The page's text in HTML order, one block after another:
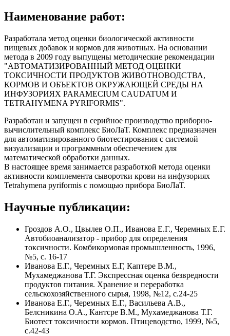
Наименование работ:
Разработала метод оценки биологической активности
пищевых добавок и кормов для животных. На основании
метода в 2009 году выпущены методические рекомендации
"АВТОМАТИЗИРОВАННЫЙ МЕТОД ОЦЕНКИ
ТОКСИЧНОСТИ ПРОДУКТОВ ЖИВОТНОВОДСТВА,
КОРМОВ И ОБЪЕКТОВ ОКРУЖАЮЩЕЙ СРЕДЫ НА
ИНФУЗОРИЯХ PARAMECIUM CAUDATUM И
TETRAHYMENA PYRIFORMIS".
Разработан и запущен в серийное производство приборно-
вычислительный комплекс БиоЛаТ. Комплекс предназначен
для автоматизированного биотестирования с системой
визуализации и программным обеспечением для
математической обработки данных.
В настоящее время занимается разработкой метода оценки
активности комплемента сыворотки крови на инфузориях
Tetrahymena pyriformis с помощью прибора БиоЛаТ.
Научные публикации:
Гроздов А.О., Цвылев О.П., Иванова Е.Г., Черемных Е.Г.
Автобиоанализатор - прибор для определения
токсичности. Комбикормовая промышленность, 1996,
№5, с. 16-17
Иванова Е.Г., Черемных Е.Г, Каптере В.М.,
Мухамеджанова Т.Г. Экспрессная оценка безвредности
продуктов питания. Хранение и переработка
сельскохозяйственного сырья, 1998, №12, с.24-25
Иванова Е.Г., Черемных Е.Г., Васильева A.B.,
Белсникина O.A., Кантсре В.М., Мухамеджанова Т.Г.
Биотест токсичности кормов. Птицеводство, 1999, №5,
с.42-43